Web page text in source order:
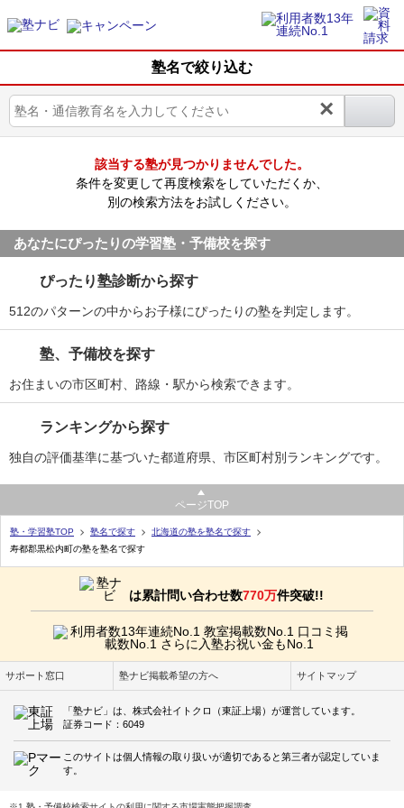
塾名で絞り込む
×
該当する塾が見つかりませんでした。
条件を変更して再度検索をしていただくか、
別の検索方法をお試しください。
あなたにぴったりの学習塾・予備校を探す
ぴったり塾診断から探す
512のパターンの中からお子様にぴったりの塾を判定します。
塾、予備校を探す
お住まいの市区町村、路線・駅から検索できます。
ランキングから探す
独自の評価基準に基づいた都道府県、市区町村別ランキングです。
ページTOP
塾・学習塾TOP 塾名で探す
北海道の塾を塾名で探す
寿都郡黒松内町の塾を塾名で探す
は累計問い合わせ数770万件突破!!
サポート窓口 塾ナビ掲載希望の方へ サイトマップ
「塾ナビ」は、株式会社イトクロ（東証上場）が運営しています。
証券コード：6049
このサイトは個人情報の取り扱いが適切であると第三者が認定していま
す。